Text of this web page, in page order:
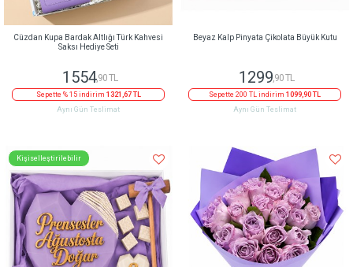
Cüzdan Kupa Bardak Altlığı Türk Kahvesi
Saksı Hediye Seti
1554,90 TL
Sepette % 15 indirim 1321,67 TL
Aynı Gün Teslimat
Beyaz Kalp Pinyata Çikolata Büyük Kutu
1299 ,90 TL
Sepette 200 TL indirim 1099,90 TL
Aynı Gün Teslimat
Kişiselleştirilebilir